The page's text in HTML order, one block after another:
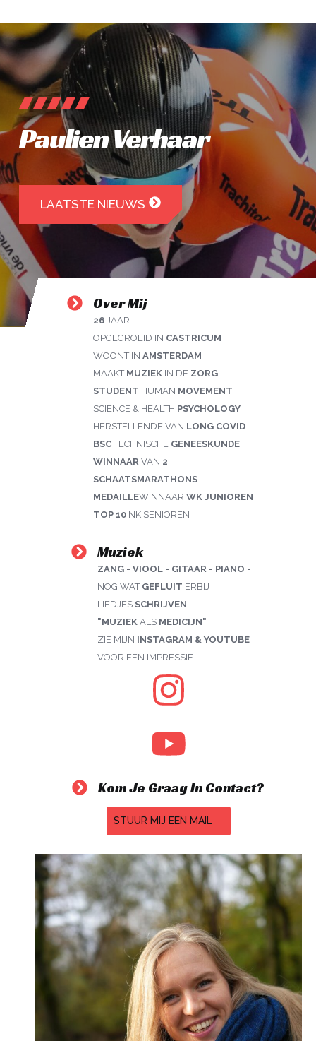
Paulien Verhaar
LAATSTE NIEUWS
Over Mij
26JAAR
OPGEGROEID IN CASTRICUM
WOONT IN AMSTERDAM
MAAKT MUZIEK IN DE ZORG
STUDENT HUMAN MOVEMENT
SCIENCE & HEALTH PSYCHOLOGY
HERSTELLENDE VAN LONG COVID
BSCTECHNISCHE GENEESKUNDE
WINNAAR VAN 2
SCHAATSMARATHONS
MEDAILLEWINNAAR WK JUNIOREN
TOP 10NK SENIOREN
Muziek
ZANG - VIOOL - GITAAR - PIANO -
NOG WAT GEFLUIT ERBIJ
LIEDJES SCHRIJVEN
"MUZIEK ALS MEDICIJN"
ZIE MIJN INSTAGRAM & YOUTUBE
VOOR EEN IMPRESSIE
Kom Je Graag In Contact?
STUUR MIJ EEN MAIL